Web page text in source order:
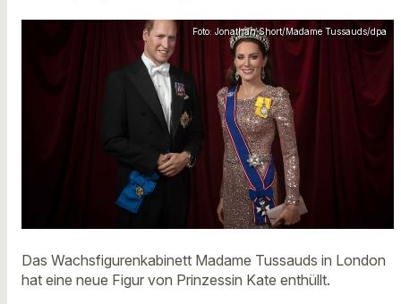
Foto: Jonathan Short/Madame Tussauds/dpa
Das Wachsfigurenkabinett Madame Tussauds in London
hat eine neue Figur von Prinzessin Kate enthüllt.